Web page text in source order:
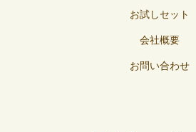
お試しセット
会社概要
お問い合わせ